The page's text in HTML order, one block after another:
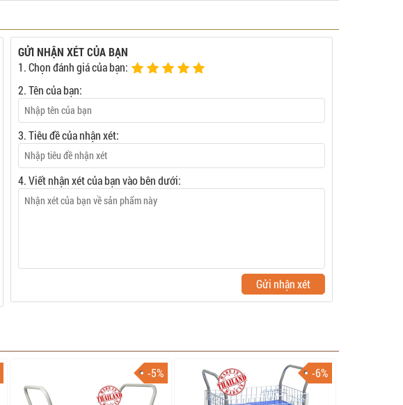
GỬI NHẬN XÉT CỦA BẠN
1. Chọn đánh giá của bạn:
2. Tên của bạn:
3. Tiêu đề của nhận xét:
4. Viết nhận xét của bạn vào bên dưới:
Gửi nhận xét
-5% -6%